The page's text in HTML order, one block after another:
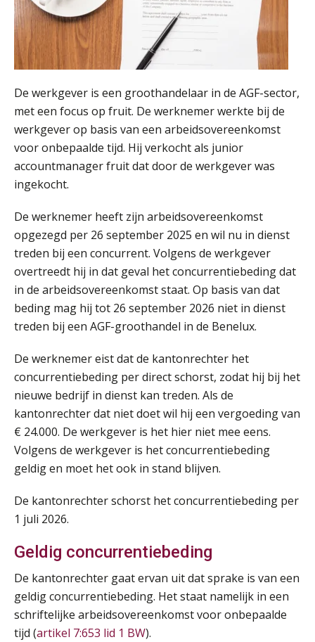
De werkgever is een groothandelaar in de AGF-sector,
met een focus op fruit. De werknemer werkte bij de
werkgever op basis van een arbeidsovereenkomst
voor onbepaalde tijd. Hij verkocht als junior
accountmanager fruit dat door de werkgever was
ingekocht.
De werknemer heeft zijn arbeidsovereenkomst
opgezegd per 26 september 2025 en wil nu in dienst
treden bij een concurrent. Volgens de werkgever
overtreedt hij in dat geval het concurrentiebeding dat
in de arbeidsovereenkomst staat. Op basis van dat
beding mag hij tot 26 september 2026 niet in dienst
treden bij een AGF-groothandel in de Benelux.
De werknemer eist dat de kantonrechter het
concurrentiebeding per direct schorst, zodat hij bij het
nieuwe bedrijf in dienst kan treden. Als de
kantonrechter dat niet doet wil hij een vergoeding van
€ 24.000. De werkgever is het hier niet mee eens.
Volgens de werkgever is het concurrentiebeding
geldig en moet het ook in stand blijven.
De kantonrechter schorst het concurrentiebeding per
1 juli 2026.
Geldig concurrentiebeding
De kantonrechter gaat ervan uit dat sprake is van een
geldig concurrentiebeding. Het staat namelijk in een
schriftelijke arbeidsovereenkomst voor onbepaalde
tijd (artikel 7:653 lid 1 BW).